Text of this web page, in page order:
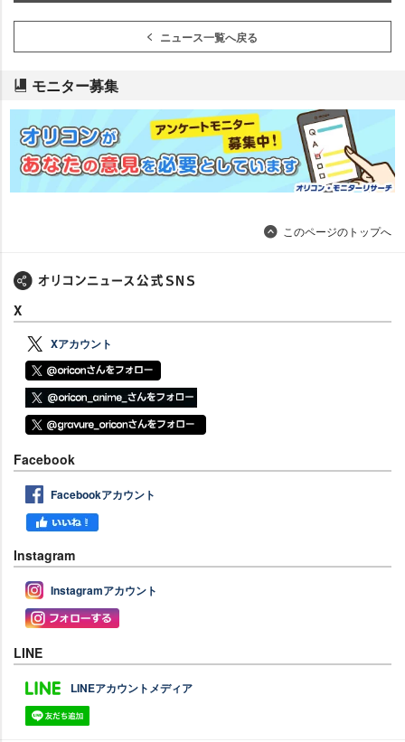
ニュース一覧へ戻る
モニター募集
このページのトップへ
X
Xアカウント
Facebook
Facebookアカウント
Instagram
Instagramアカウント
LINE
LINEアカウントメディア